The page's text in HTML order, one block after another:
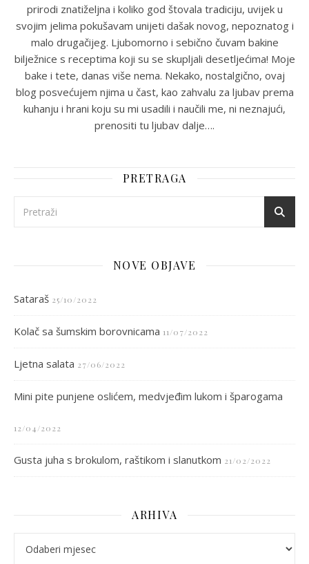
prirodi znatiželjna i koliko god štovala tradiciju, uvijek u
svojim jelima pokušavam unijeti dašak novog, nepoznatog i
malo drugačijeg. Ljubomorno i sebično čuvam bakine
bilježnice s receptima koji su se skupljali desetljećima! Moje
bake i tete, danas više nema. Nekako, nostalgično, ovaj
blog posvećujem njima u čast, kao zahvalu za ljubav prema
kuhanju i hrani koju su mi usadili i naučili me, ni neznajući,
prenositi tu ljubav dalje….
PRETRAGA
NOVE OBJAVE
Sataraš 25/10/2022
Kolač sa šumskim borovnicama 11/07/2022
Ljetna salata 27/06/2022
Mini pite punjene oslićem, medvjeđim lukom i šparogama
12/04/2022
Gusta juha s brokulom, raštikom i slanutkom 21/02/2022
ARHIVA